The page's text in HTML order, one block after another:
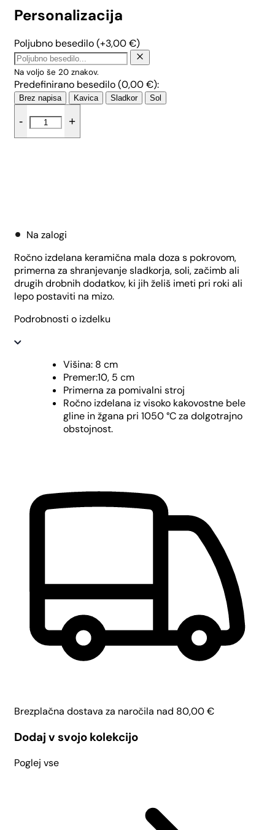
Personalizacija
Poljubno besedilo(+3,00€)
Na voljo še 20 znakov.
Predefinirano besedilo (0,00€):
Brez napisa Kavica Sladkor Sol
-
doza
z
+
Na zalogi
Ročno izdelana keramična mala doza s pokrovom,
primerna za shranjevanje sladkorja, soli, začimb ali
drugih drobnih dodatkov, ki jih želiš imeti pri roki ali
lepo postaviti na mizo.
Podrobnosti o izdelku
Višina: 8 cm
Premer:10, 5 cm
Primerna za pomivalni stroj
Ročno izdelana iz visoko kakovostne bele
gline in žgana pri 1050 °C za dolgotrajno
obstojnost.
Brezplačna dostava za naročila nad 80,00€
Dodaj v svojo kolekcijo
Poglej vse